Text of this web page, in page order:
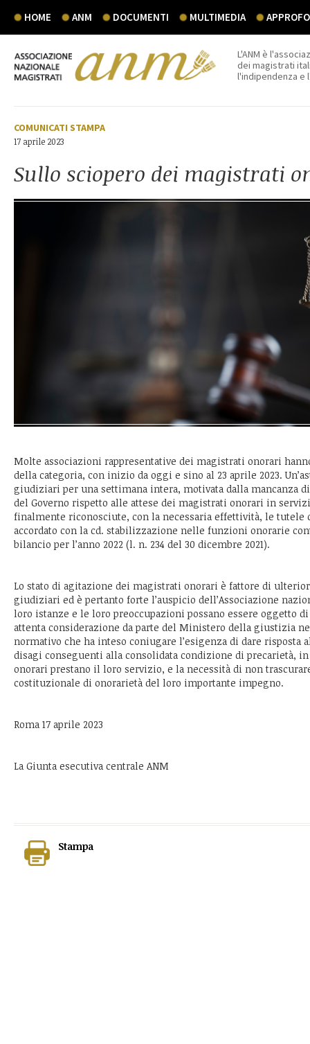
HOME ANM DOCUMENTI MULTIMEDIA
L'ANM è
dei magistrati
l'indipendenza e
COMUNICATI STAMPA
17 aprile 2023
Sullo sciopero dei magistrati
Molte associazioni rappresentative dei magistrati onorari
della categoria, con inizio da oggi e sino al 23 aprile 2023.
giudiziari per una settimana intera, motivata dalla mancanza
del Governo rispetto alle attese dei magistrati onorari in
finalmente riconosciute, con la necessaria effettività, le tutele
accordato con la cd. stabilizzazione nelle funzioni onorarie
bilancio per l’anno 2022 (l. n. 234 del 30 dicembre 2021).
Lo stato di agitazione dei magistrati onorari è fattore di
giudiziari ed è pertanto forte l’auspicio dell’Associazione
loro istanze e le loro preoccupazioni possano essere oggetto
attenta considerazione da parte del Ministero della giustizia
normativo che ha inteso coniugare l’esigenza di dare risposta
disagi conseguenti alla consolidata condizione di precarietà,
onorari prestano il loro servizio, e la necessità di non
costituzionale di onorarietà del loro importante impegno.
Roma 17 aprile 2023
La Giunta esecutiva centrale ANM
Stampa